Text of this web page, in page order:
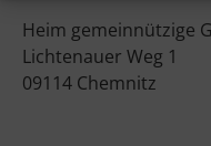
Heim gemeinnützige
Lichtenauer Weg 1
09114 Chemnitz